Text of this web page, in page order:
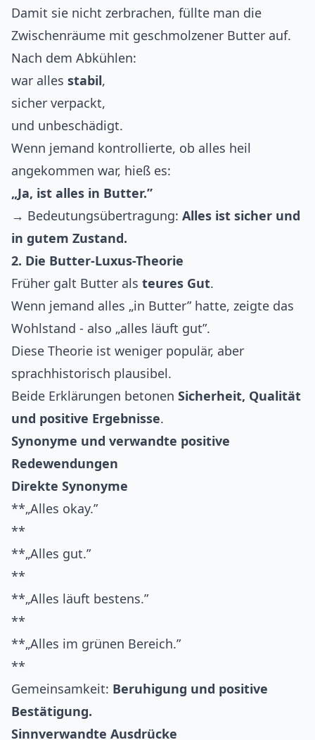
Damit sie nicht zerbrachen, füllte man die
Zwischenräume mit geschmolzener Butter auf.
Nach dem Abkühlen:
war alles stabil,
sicher verpackt,
und unbeschädigt.
Wenn jemand kontrollierte, ob alles heil
angekommen war, hieß es:
„Ja, ist alles in Butter.”
→ Bedeutungsübertragung: Alles ist sicher und
in gutem Zustand.
2. Die Butter-Luxus-Theorie
Früher galt Butter als teures Gut.
Wenn jemand alles „in Butter” hatte, zeigte das
Wohlstand - also „alles läuft gut”.
Diese Theorie ist weniger populär, aber
sprachhistorisch plausibel.
Beide Erklärungen betonen Sicherheit, Qualität
und positive Ergebnisse.
Synonyme und verwandte positive
Redewendungen
Direkte Synonyme
**„Alles okay.”
**
**„Alles gut.”
**
**„Alles läuft bestens.”
**
**„Alles im grünen Bereich.”
**
Gemeinsamkeit: Beruhigung und positive
Bestätigung.
Sinnverwandte Ausdrücke